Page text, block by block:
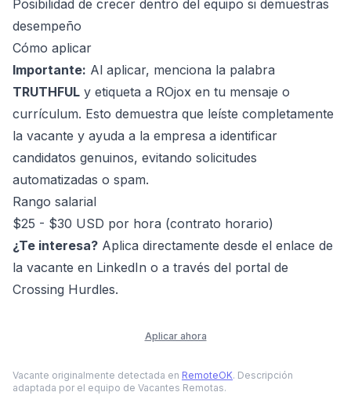
Posibilidad de crecer dentro del equipo si demuestras
desempeño
Cómo aplicar
Importante: Al aplicar, menciona la palabra
TRUTHFUL y etiqueta a ROjox en tu mensaje o
currículum. Esto demuestra que leíste completamente
la vacante y ayuda a la empresa a identificar
candidatos genuinos, evitando solicitudes
automatizadas o spam.
Rango salarial
$25 - $30 USD por hora (contrato horario)
¿Te interesa? Aplica directamente desde el enlace de
la vacante en LinkedIn o a través del portal de
Crossing Hurdles.
Aplicar ahora
Vacante originalmente detectada en RemoteOK. Descripción
adaptada por el equipo de Vacantes Remotas.